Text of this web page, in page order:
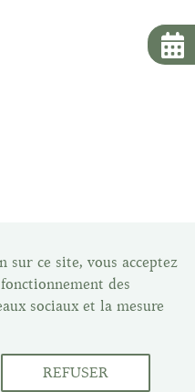
Une fois votre article
rétractation légal de 14
pouvez retrouver tous nos
Les Malletiers, sur
: du lundi au
sur ce site, vous acceptez
des
sociaux et la mesure
REFUSER